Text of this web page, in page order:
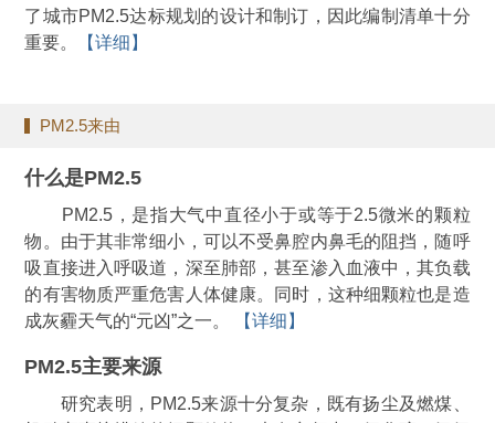
了城市PM2.5达标规划的设计和制订，因此编制清单十分
重要。
【详细】
PM2.5来由
什么是PM2.5
PM2.5，是指大气中直径小于或等于2.5微米的颗粒
物。由于其非常细小，可以不受鼻腔内鼻毛的阻挡，随呼
吸直接进入呼吸道，深至肺部，甚至渗入血液中，其负载
的有害物质严重危害人体健康。同时，这种细颗粒也是造
成灰霾天气的“元凶”之一。
【详细】
PM2.5主要来源
研究表明，PM2.5来源十分复杂，既有扬尘及燃煤、